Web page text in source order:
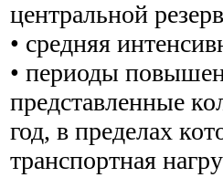
центральной
• средняя
• периоды
представленные
год, в пределах
транспортная